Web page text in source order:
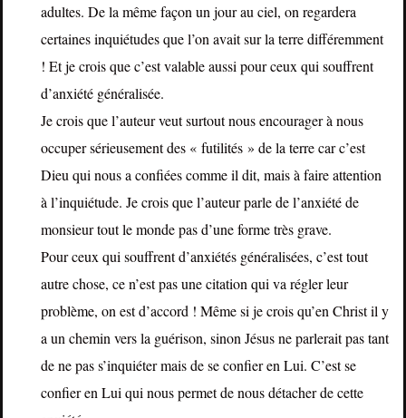
adultes. De la même façon un jour au ciel, on regardera
certaines inquiétudes que l’on avait sur la terre différemment
! Et je crois que c’est valable aussi pour ceux qui souffrent
d’anxiété généralisée.
Je crois que l’auteur veut surtout nous encourager à nous
occuper sérieusement des « futilités » de la terre car c’est
Dieu qui nous a confiées comme il dit, mais à faire attention
à l’inquiétude. Je crois que l’auteur parle de l’anxiété de
monsieur tout le monde pas d’une forme très grave.
Pour ceux qui souffrent d’anxiétés généralisées, c’est tout
autre chose, ce n’est pas une citation qui va régler leur
problème, on est d’accord ! Même si je crois qu’en Christ il y
a un chemin vers la guérison, sinon Jésus ne parlerait pas tant
de ne pas s’inquiéter mais de se confier en Lui. C’est se
confier en Lui qui nous permet de nous détacher de cette